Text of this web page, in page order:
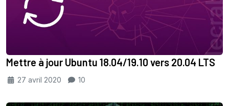
Mettre à jour Ubuntu 18.04/19.10 vers 20.04 LTS
27 avril 2020 10